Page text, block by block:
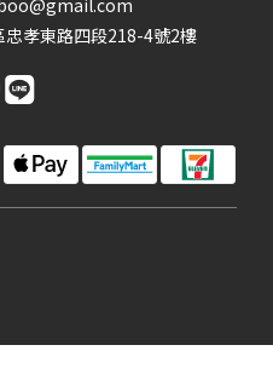
孝東路四段218-4號2樓